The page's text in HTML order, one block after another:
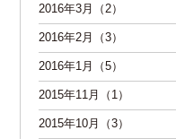
2016年3月（2）
2016年2月（3）
2016年1月（5）
2015年11月（1）
2015年10月（3）